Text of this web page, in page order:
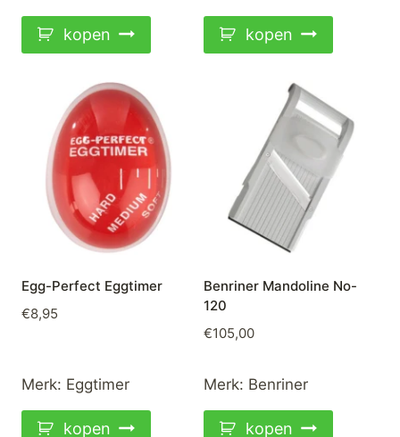
kopen kopen
Egg-Perfect Eggtimer
€8,95
Merk: Eggtimer
kopen
Benriner Mandoline No-
120
€105,00
Merk: Benriner
kopen